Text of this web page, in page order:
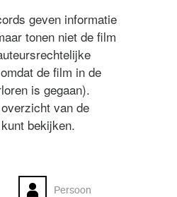
geven informatie
tonen niet de film
de film in de
is gegaan).
van de
bekijken.
Persoon